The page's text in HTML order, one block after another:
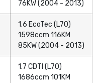
76KW (2004 - 2013)
1.6 EcoTec (L70)
1598ccm 116KM
85KW (2004 - 2013)
1.7 CDTI (L70)
1686ccm 101KM